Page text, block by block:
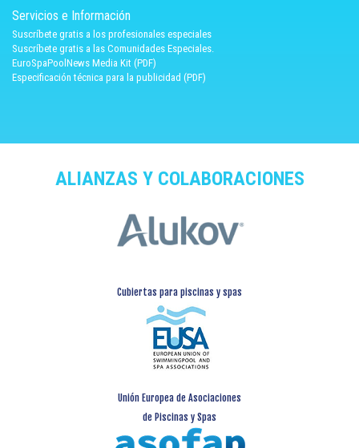
Servicios e Información
Suscríbete gratis a los profesionales especiales
Suscríbete gratis a las Comunidades Especiales.
EuroSpaPoolNews Media Kit (PDF)
Especificación técnica para la publicidad (PDF)
ALIANZAS Y COLABORACIONES
Cubiertas para piscinas y spas
Unión Europea de Asociaciones
de Piscinas y Spas